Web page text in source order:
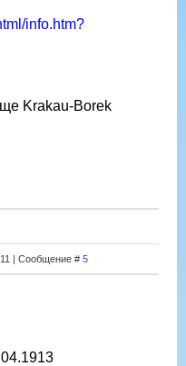
info.htm?
Krakau-Borek
| Сообщение # 5